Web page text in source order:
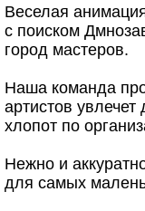
Веселая
с поиском
город мастеров.
Наша команда
артистов
хлопот по
Нежно и
для самых